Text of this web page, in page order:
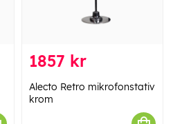
1857 kr
Alecto Retro mikrofonstativ
krom